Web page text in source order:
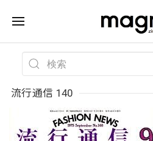
流行通信 140